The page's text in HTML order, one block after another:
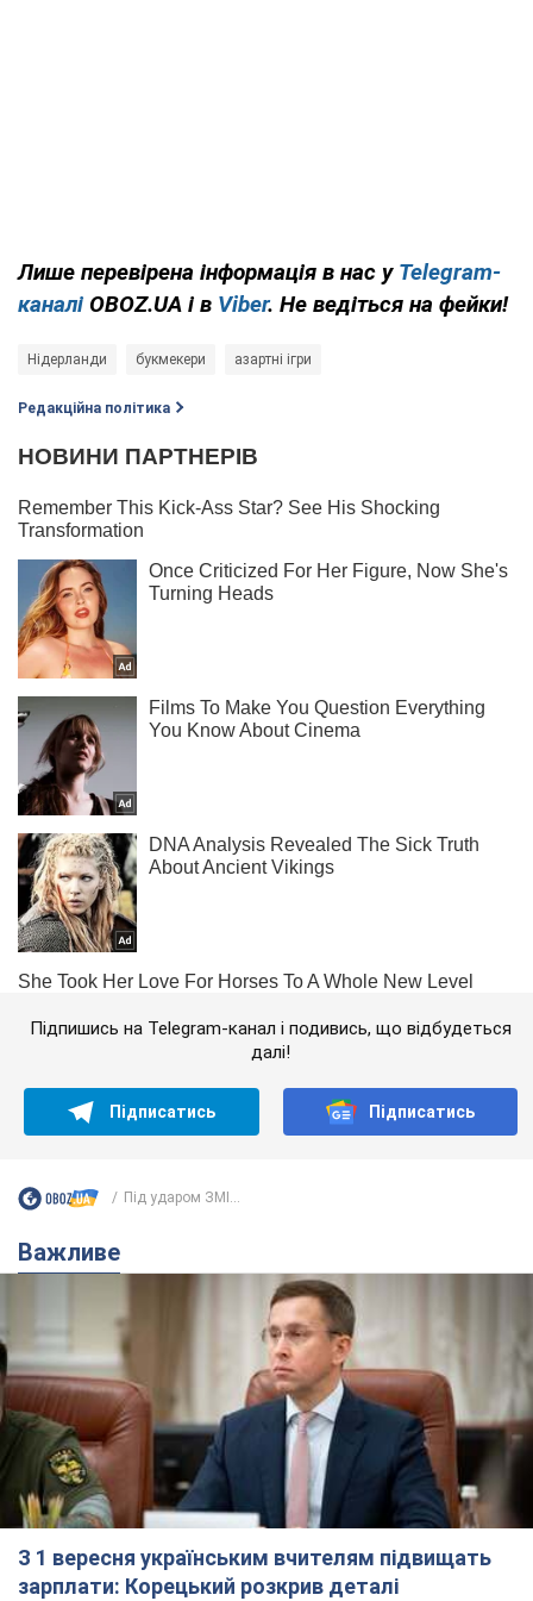
Лише перевірена інформація в нас у Telegram-
каналі OBOZ.UA і в Viber. Не ведіться на фейки!
Нідерланди букмекери азартні ігри
Редакційна політика
Підпишись на Telegram-канал і подивись, що відбудеться
далі!
Підписатись Підписатись
Під ударом ЗМІ...
Важливе
З 1 вересня українським вчителям підвищать
зарплати: Корецький розкрив деталі